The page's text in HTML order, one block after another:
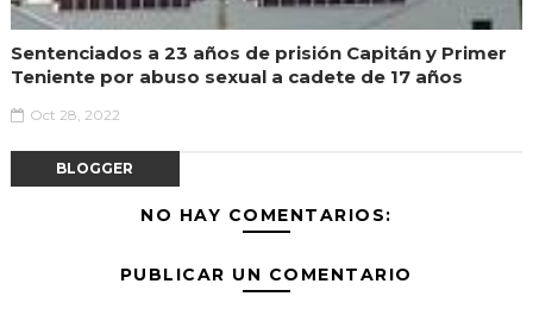
Sentenciados a 23 años de prisión Capitán y Primer
Teniente por abuso sexual a cadete de 17 años
Oct 28, 2022
BLOGGER
NO HAY COMENTARIOS:
PUBLICAR UN COMENTARIO